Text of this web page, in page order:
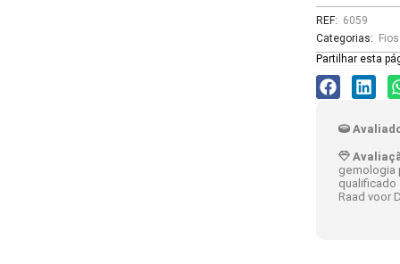
REF: 6059
Categorias:
Partilhar esta
gemologia
qualificado
Raad voor